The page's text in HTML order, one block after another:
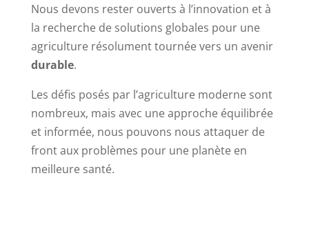
Nous devons rester ouverts à l’innovation et à
la recherche de solutions globales pour une
agriculture résolument tournée vers un avenir
durable.
Les défis posés par l’agriculture moderne sont
nombreux, mais avec une approche équilibrée
et informée, nous pouvons nous attaquer de
front aux problèmes pour une planète en
meilleure santé.